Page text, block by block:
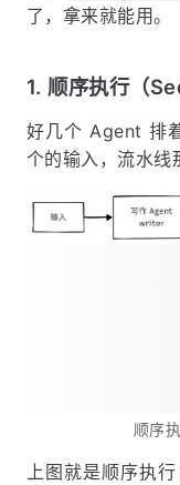
了，拿来就能用。
1. 顺序执行（
好几个 Agent 排
个的输入，流水线
顺序
上图就是顺序执